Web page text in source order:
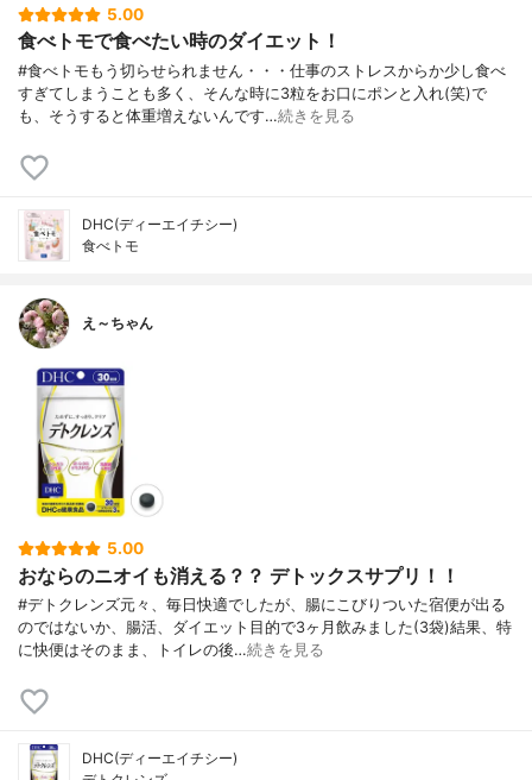
5.00
食べトモで食べたい時のダイエット！
#食べトモもう切らせられません・・・仕事のストレスからか少し食べ
すぎてしまうことも多く、そんな時に3粒をお口にポンと入れ(笑)で
も、そうすると体重増えないんです…続きを見る
DHC(ディーエイチシー)
食べトモ
え～ちゃん
5.00
おならのニオイも消える？？ デトックスサプリ！！
#デトクレンズ元々、毎日快適でしたが、腸にこびりついた宿便が出る
のではないか、腸活、ダイエット目的で3ヶ月飲みました(3袋)結果、特
に快便はそのまま、トイレの後…続きを見る
DHC(ディーエイチシー)